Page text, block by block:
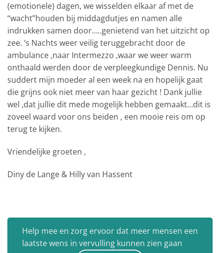
(emotionele) dagen, we wisselden elkaar af met de
“wacht”houden bij middagdutjes en namen alle
indrukken samen door…..genietend van het uitzicht op
zee. ‘s Nachts weer veilig teruggebracht door de
ambulance ,naar Intermezzo ,waar we weer warm
onthaald werden door de verpleegkundige Dennis. Nu
suddert mijn moeder al een week na en hopelijk gaat
die grijns ook niet meer van haar gezicht ! Dank jullie
wel ,dat jullie dit mede mogelijk hebben gemaakt…dit is
zoveel waard voor ons beiden , een mooie reis om op
terug te kijken.
Vriendelijke groeten ,
Diny de Lange & Hilly van Hassent
Help mee en zorg ervoor dat meer mensen een
laatste wens in vervulling kunnen zien gaan